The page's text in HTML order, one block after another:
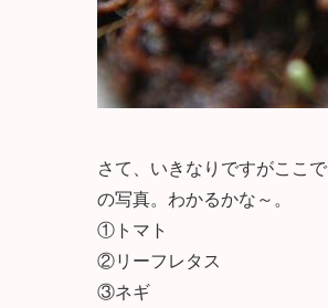
さて、いきなりですがここ
の写真。わかるかな～。
①トマト
②リーフレタス
③ネギ